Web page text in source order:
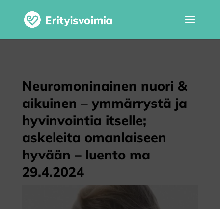
Neuromoninainen nuori &
aikuinen – ymmärrystä ja
hyvinvointia itselle;
askeleita omanlaiseen
hyvään – luento ma
29.4.2024